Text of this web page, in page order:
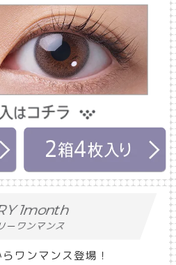
1month
ーワンマンス
ワンマンス登場！